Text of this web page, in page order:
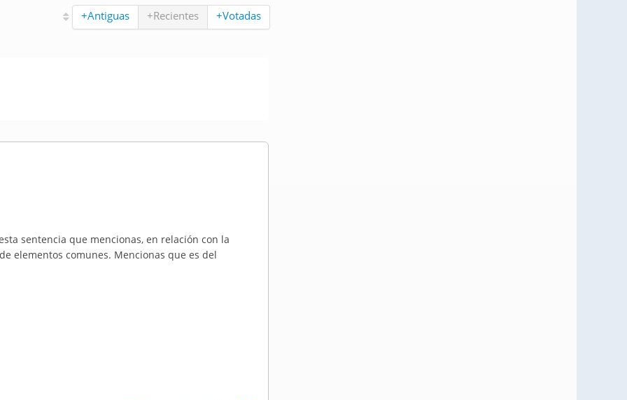
+Antiguas +Recientes +Votadas
sentencia que mencionas, en relación con la
elementos comunes. Mencionas que es del